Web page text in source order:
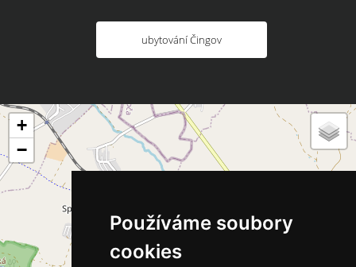
Používáme soubory
cookies
ubytování Čingov
+
−